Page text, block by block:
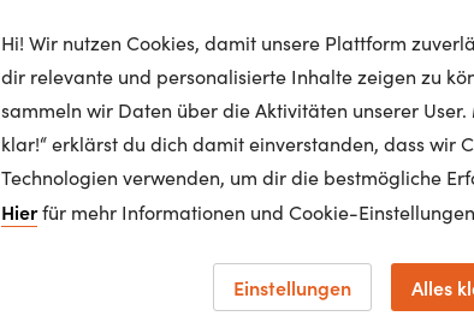
Homepage
Hi! Wir nutzen Cookies, damit unsere Plattform
dir relevante und personalisierte Inhalte zeigen zu
sammeln wir Daten über die Aktivitäten unserer User.
klar!“ erklärst du dich damit einverstanden, dass wir
Technologien verwenden, um dir die bestmögliche
Hierfür mehr Informationen und Cookie-
Einstellungen Alles